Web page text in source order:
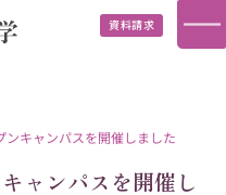
資料請求
キャンパスを開催しました
ャンパスを開催し